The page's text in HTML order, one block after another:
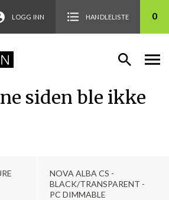
LOGG INN HANDLELISTE 0
siden ble ikke
NOVA ALBA CS -
BLACK/TRANSPARENT -
PC DIMMABLE